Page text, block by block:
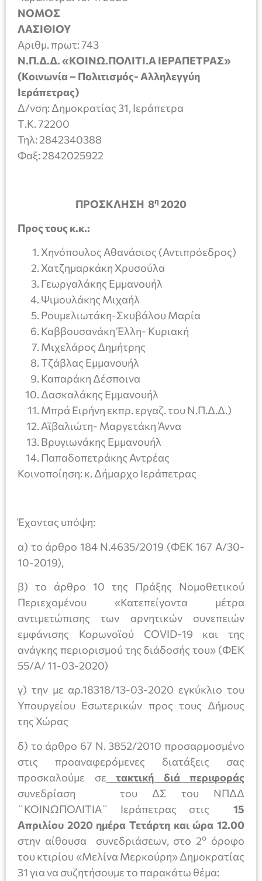
ΝΟΜΟΣ
ΛΑΣΙΘΙΟΥ
Αριθμ. πρωτ: 743
Ν.Π.Δ.Δ. «ΚΟΙΝΩ.ΠΟΛΙΤΙ.Α ΙΕΡΑΠΕΤΡΑΣ»
(Κοινωνία – Πολιτισμός- Αλληλεγγύη
Ιεράπετρας)
Δ/νση: Δημοκρατίας 31, Ιεράπετρα
Τ.Κ. 72200
Τηλ: 2842340388
Φαξ: 2842025922
ΠΡΟΣΚΛΗΣΗ 8η 2020
Προς τους κ.κ.:
Χηνόπουλος Αθανάσιος (Αντιπρόεδρος)
Χατζημαρκάκη Χρυσούλα
Γεωργαλάκης Εμμανουήλ
Ψιμουλάκης Μιχαήλ
Ρουμελιωτάκη-Σκυβάλου Μαρία
Καββουσανάκη Έλλη- Κυριακή
Μιχελάρος Δημήτρης
Τζάβλας Εμμανουήλ
Καπαράκη Δέσποινα
Δασκαλάκης Εμμανουήλ
Μπρά Ειρήνη εκπρ. εργαζ. του Ν.Π.Δ.Δ.)
Αϊβαλιώτη- Μαργετάκη Άννα
Βρυγιωνάκης Εμμανουήλ
Παπαδοπετράκης Αντρέας
Κοινοποίηση: κ. Δήμαρχο Ιεράπετρας
Έχοντας υπόψη:
α) το άρθρο 184 Ν.4635/2019 (ΦΕΚ 167 Α/30-
10-2019),
β) το άρθρο 10 της Πράξης Νομοθετικού
Περιεχομένου «Κατεπείγοντα μέτρα
αντιμετώπισης των αρνητικών συνεπειών
εμφάνισης Κορωνοϊού COVID-19 και της
ανάγκης περιορισμού της διάδοσής του» (ΦΕΚ
55/Α/ 11-03-2020)
γ) την με αρ.18318/13-03-2020 εγκύκλιο του
Υπουργείου Εσωτερικών προς τους Δήμους
της Χώρας
δ) το άρθρο 67 Ν. 3852/2010 προσαρμοσμένο
στις προαναφερόμενες διατάξεις σας
προσκαλούμε σε τακτική διά περιφοράς
συνεδρίαση του ΔΣ του ΝΠΔΔ
¨ΚΟΙΝΩΠΟΛΙΤΙΑ¨ Ιεράπετρας στις
15
Απριλίου 2020 ημέρα Τετάρτη και ώρα 12.00
στην αίθουσα συνεδριάσεων, στο 2ο όροφο
του κτιρίου «Μελίνα Μερκούρη» Δημοκρατίας
31 για να συζητήσουμε το παρακάτω θέμα: